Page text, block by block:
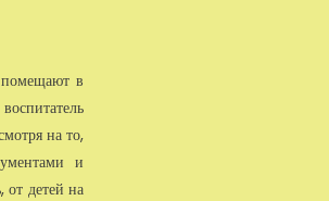
в
на то,
и
от детей на